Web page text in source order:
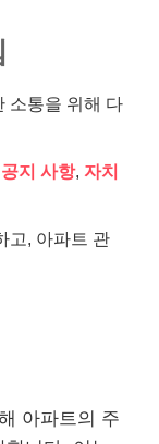
소통을 위해 다
지 사항, 자치
고, 아파트 관
아파트의 주